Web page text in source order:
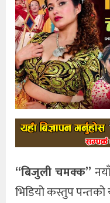
“बिजुली चमक्क”
भिडियो कस्तुप